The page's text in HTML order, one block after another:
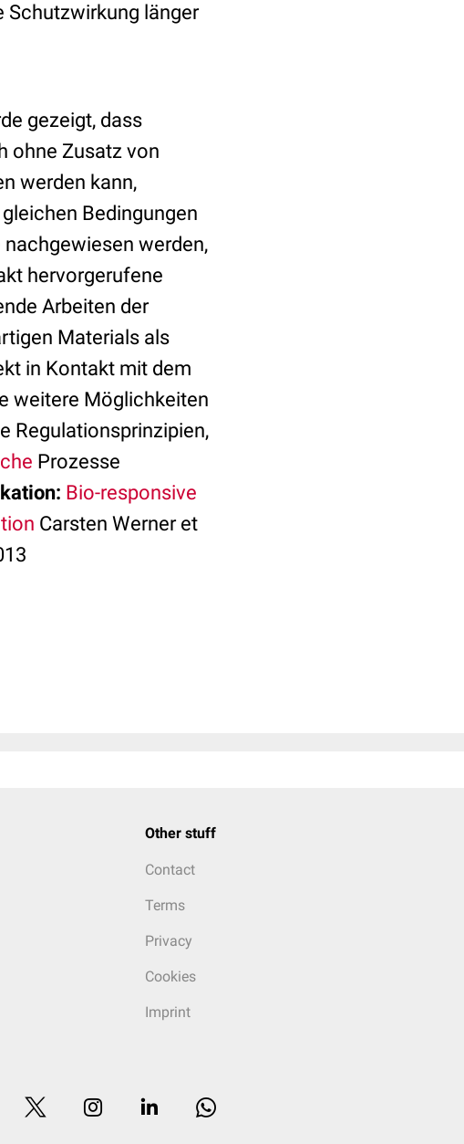
Schutzwirkung länger
gezeigt, dass
ohne Zusatz von
werden kann,
Bedingungen
werden,
hervorgerufene
Arbeiten der
Materials als
in Kontakt mit dem
weitere Möglichkeiten
Regulationsprinzipien,
Prozesse
Bio-responsive
Carsten Werner et
Other stuff
Contact
Terms
Privacy
Cookies
Imprint